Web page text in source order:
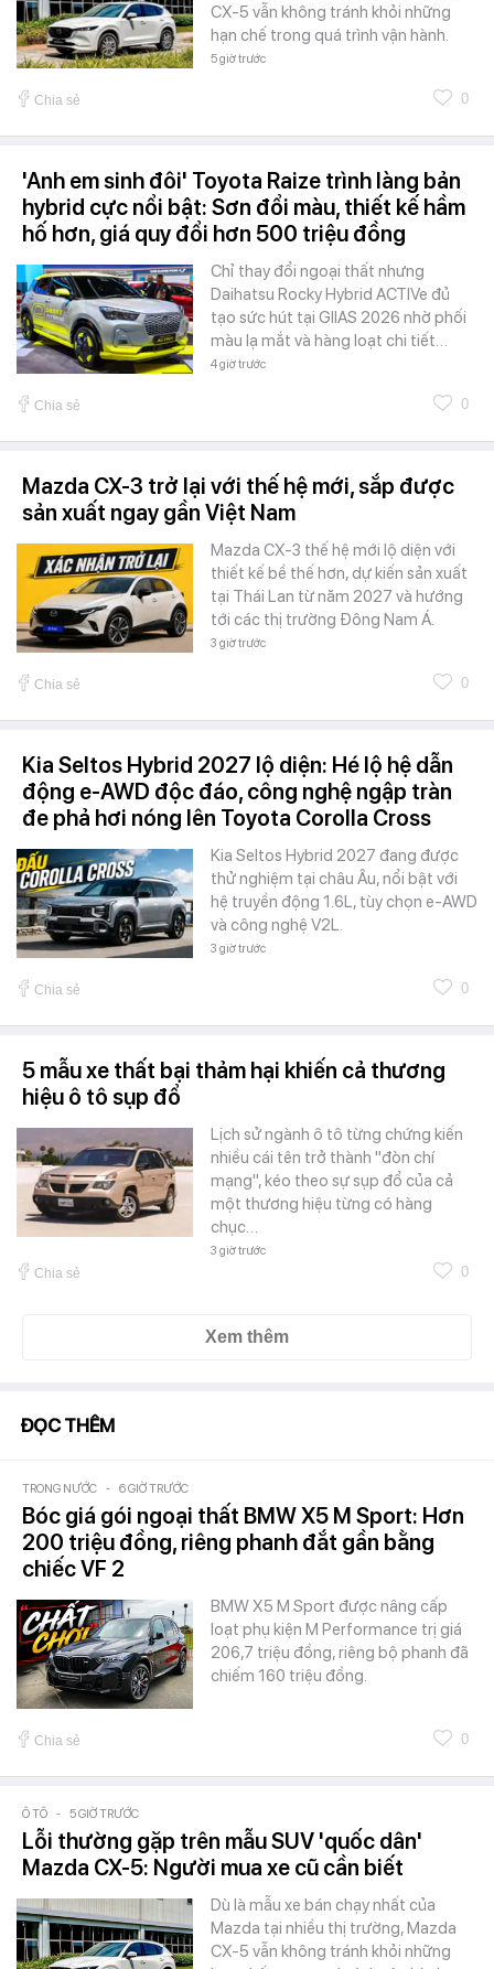
CX-5 vẫn không tránh khỏi những
hạn chế trong quá trình vận hành.
5 giờ trước
Chia sẻ 0
'Anh em sinh đôi' Toyota Raize trình làng bản
hybrid cực nổi bật: Sơn đổi màu, thiết kế hầm
hố hơn, giá quy đổi hơn 500 triệu đồng
Chỉ thay đổi ngoại thất nhưng
Daihatsu Rocky Hybrid ACTIVe đủ
tạo sức hút tại GIIAS 2026 nhờ phối
màu lạ mắt và hàng loạt chi tiết…
4 giờ trước
Chia sẻ 0
Mazda CX-3 trở lại với thế hệ mới, sắp được
sản xuất ngay gần Việt Nam
Mazda CX-3 thế hệ mới lộ diện với
thiết kế bề thế hơn, dự kiến sản xuất
tại Thái Lan từ năm 2027 và hướng
tới các thị trường Đông Nam Á.
3 giờ trước
Chia sẻ 0
Kia Seltos Hybrid 2027 lộ diện: Hé lộ hệ dẫn
động e-AWD độc đáo, công nghệ ngập tràn
đe phả hơi nóng lên Toyota Corolla Cross
Kia Seltos Hybrid 2027 đang được
thử nghiệm tại châu Âu, nổi bật với
hệ truyền động 1.6L, tùy chọn e-AWD
và công nghệ V2L.
3 giờ trước
Chia sẻ 0
5 mẫu xe thất bại thảm hại khiến cả thương
hiệu ô tô sụp đổ
Lịch sử ngành ô tô từng chứng kiến
nhiều cái tên trở thành "đòn chí
mạng", kéo theo sự sụp đổ của cả
một thương hiệu từng có hàng
chục…
3 giờ trước
Chia sẻ 0
Xem thêm
ĐỌC THÊM
TRONG NƯỚC - 6 GIỜ TRƯỚC
Bóc giá gói ngoại thất BMW X5 M Sport: Hơn
200 triệu đồng, riêng phanh đắt gần bằng
chiếc VF 2
BMW X5 M Sport được nâng cấp
loạt phụ kiện M Performance trị giá
206,7 triệu đồng, riêng bộ phanh đã
chiếm 160 triệu đồng.
Chia sẻ 0
Ô TÔ - 5 GIỜ TRƯỚC
Lỗi thường gặp trên mẫu SUV 'quốc dân'
Mazda CX-5: Người mua xe cũ cần biết
Dù là mẫu xe bán chạy nhất của
Mazda tại nhiều thị trường, Mazda
CX-5 vẫn không tránh khỏi những